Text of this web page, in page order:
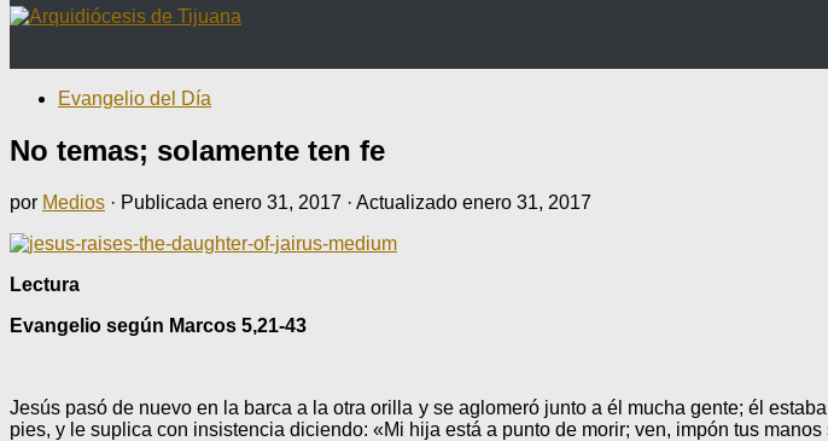
Evangelio del Día
No temas; solamente ten fe
por Medios · Publicada enero 31, 2017 · Actualizado enero 31, 2017
Lectura
Evangelio según Marcos 5,21-43
Jesús pasó de nuevo en la barca a la otra orilla y se aglomeró junto a él mucha gente; él
pies, y le suplica con insistencia diciendo: «Mi hija está a punto de morir; ven, impón tus